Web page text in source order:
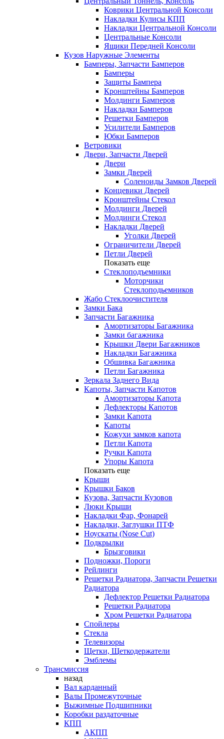
Коврики Центральной Консоли
Накладки Кулисы КПП
Накладки Центральной Консоли
Центральные Консоли
Ящики Передней Консоли
Кузов Наружные Элементы
Бамперы, Запчасти Бамперов
Бамперы
Защиты Бампера
Кронштейны Бамперов
Молдинги Бамперов
Накладки Бамперов
Решетки Бамперов
Усилители Бамперов
Юбки Бамперов
Ветровики
Двери, Запчасти Дверей
Двери
Замки Дверей
Соленоиды Замков Дверей
Концевики Дверей
Кронштейны Стекол
Молдинги Дверей
Молдинги Стекол
Накладки Дверей
Уголки Дверей
Ограничители Дверей
Петли Дверей
Показать еще
Стеклоподъемники
Моторчики
Стеклоподьемников
Жабо Стеклоочистителя
Замки Бака
Запчасти Багажника
Амортизаторы Багажника
Замки багажника
Крышки Двери Багажников
Накладки Багажника
Обшивка Багажника
Петли Багажника
Зеркала Заднего Вида
Капоты, Запчасти Капотов
Амортизаторы Капота
Дефлекторы Капотов
Замки Капота
Капоты
Кожухи замков капота
Петли Капота
Ручки Капота
Упоры Капота
Показать еще
Крыши
Крышки Баков
Кузова, Запчасти Кузовов
Люки Крыши
Накладки Фар, Фонарей
Накладки, Заглушки ПТФ
Ноускаты (Nose Cut)
Подкрылки
Брызговики
Подножки, Пороги
Рейлинги
Решетки Радиатора, Запчасти Решетки
Радиатора
Дефлектор Решетки Радиатора
Решетки Радиатора
Хром Решетки Радиатора
Спойлеры
Стекла
Телевизоры
Щетки, Щеткодержатели
Эмблемы
Трансмиссия
назад
Вал карданный
Валы Промежуточные
Выжимные Подшипники
Коробки раздаточные
КПП
АКПП